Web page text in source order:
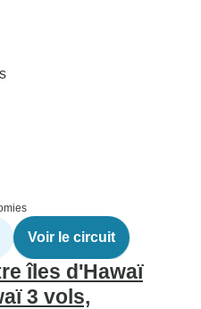
Voir le circuit
îles d'Hawaï
3 vols,